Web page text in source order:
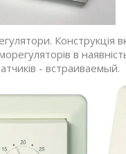
Конструкція
в
- встраиваемый.